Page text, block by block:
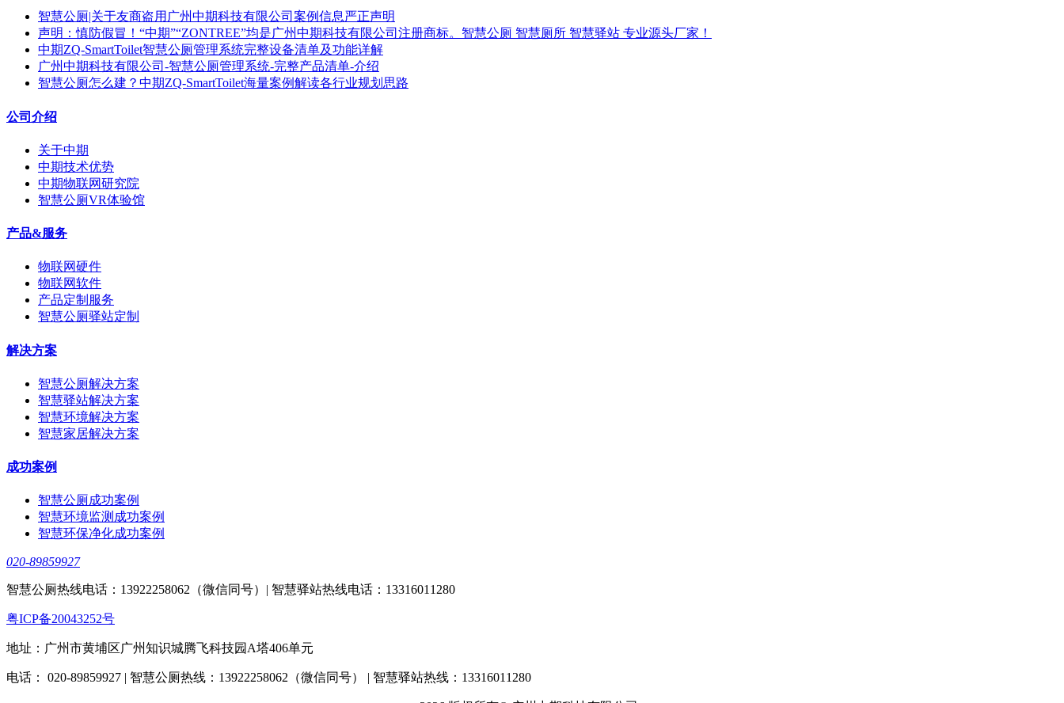
智慧公厕|关于友商盗用广州中期科技有限公司案例信息严正声明
声明：慎防假冒！“中期”“ZONTREE”均是广州中期科技有限公司注册商标。智慧公厕 智慧厕所 智慧驿站 专业源头厂家！
中期ZQ-SmartToilet智慧公厕管理系统完整设备清单及功能详解
广州中期科技有限公司-智慧公厕管理系统-完整产品清单-介绍
智慧公厕怎么建？中期ZQ-SmartToilet海量案例解读各行业规划思路
公司介绍
关于中期
中期技术优势
中期物联网研究院
智慧公厕VR体验馆
产品&服务
物联网硬件
物联网软件
产品定制服务
智慧公厕驿站定制
解决方案
智慧公厕解决方案
智慧驿站解决方案
智慧环境解决方案
智慧家居解决方案
成功案例
智慧公厕成功案例
智慧环境监测成功案例
智慧环保净化成功案例
020-89859927
智慧公厕热线电话：13922258062（微信同号）| 智慧驿站热线电话：13316011280
粤ICP备20043252号
地址：广州市黄埔区广州知识城腾飞科技园A塔406单元
电话： 020-89859927 | 智慧公厕热线：13922258062（微信同号） | 智慧驿站热线：13316011280